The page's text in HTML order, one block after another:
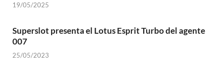
19/05/2025
Superslot presenta el Lotus Esprit Turbo del agente
007
25/05/2023